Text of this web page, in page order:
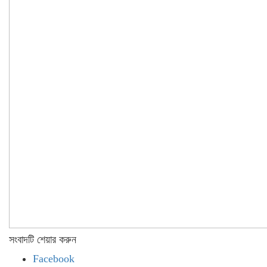
সংবাদটি শেয়ার করুন
Facebook